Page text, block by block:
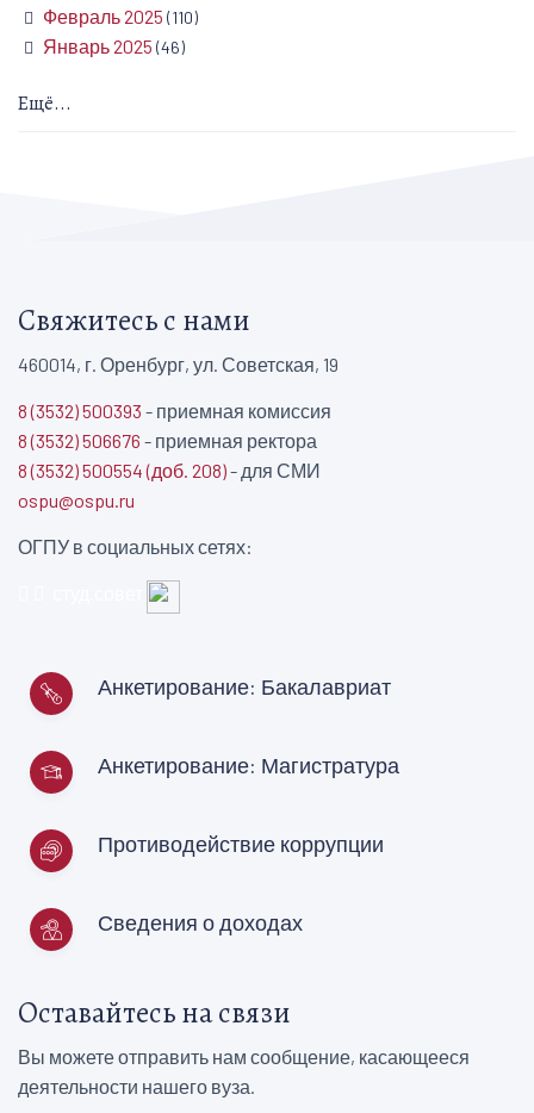
Февраль 2025 (110)
Январь 2025 (46)
Ещё...
Свяжитесь с нами
460014, г. Оренбург, ул. Советская, 19
8 (3532) 500393 - приемная комиссия
8 (3532) 506676 - приемная ректора
8 (3532) 500554 (доб. 208)- для СМИ
ospu@ospu.ru
ОГПУ в социальных сетях:
Анкетирование: Бакалавриат
Анкетирование: Магистратура
Противодействие коррупции
Сведения о доходах
Оставайтесь на связи
Вы можете отправить нам сообщение, касающееся
деятельности нашего вуза.